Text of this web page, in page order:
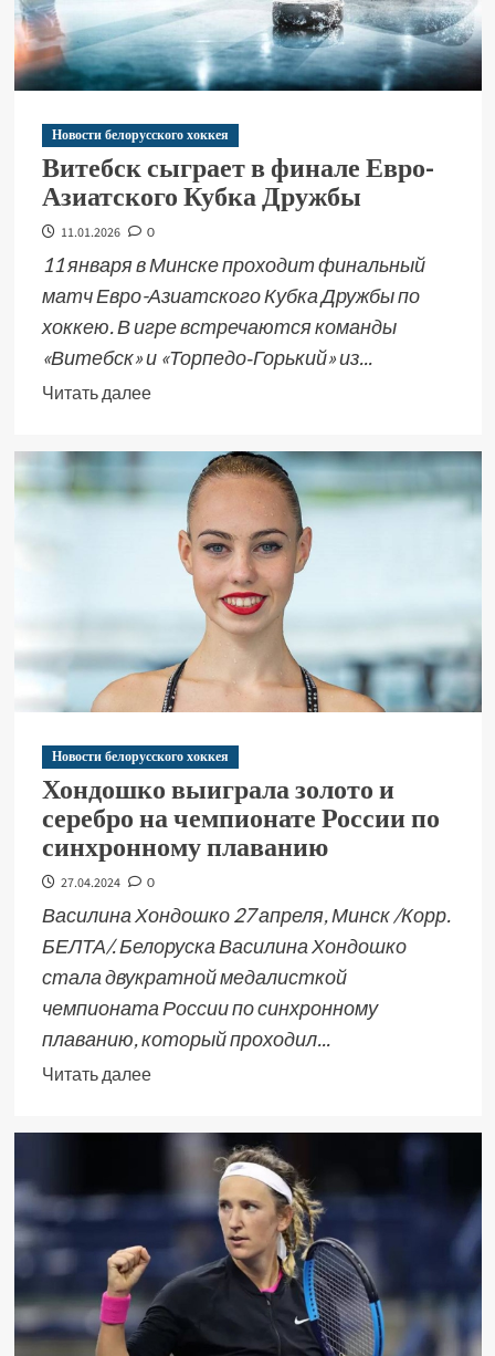
Новости белорусского хоккея
Витебск сыграет в финале Евро-
Азиатского Кубка Дружбы
11.01.2026 0
11 января в Минске проходит финальный
матч Евро-Азиатского Кубка Дружбы по
хоккею. В игре встречаются команды
«Витебск» и «Торпедо‑Горький» из...
Читать далее
Новости белорусского хоккея
Хондошко выиграла золото и
серебро на чемпионате России по
синхронному плаванию
27.04.2024 0
Василина Хондошко 27 апреля, Минск /Корр.
БЕЛТА/. Белоруска Василина Хондошко
стала двукратной медалисткой
чемпионата России по синхронному
плаванию, который проходил...
Читать далее